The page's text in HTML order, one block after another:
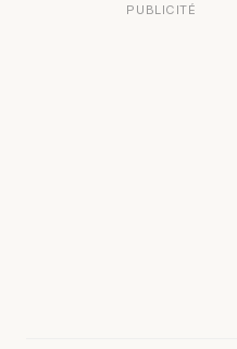
PUBLICITÉ